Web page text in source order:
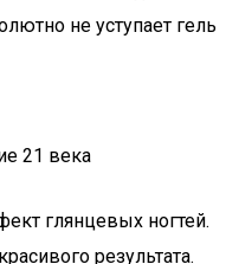
не уступает гель
21 века
глянцевых ногтей.
результата.